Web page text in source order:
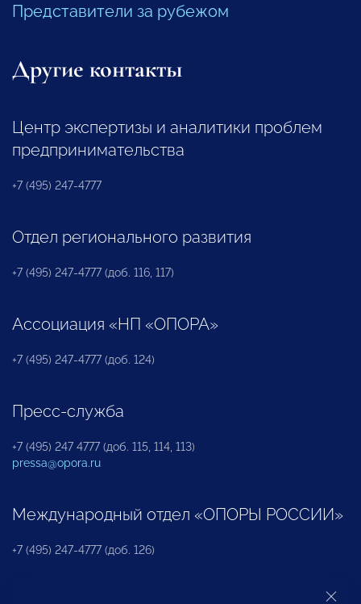
Представители за рубежом
Другие контакты
Центр экспертизы и аналитики проблем
предпринимательства
+7 (495) 247-4777
Отдел регионального развития
+7 (495) 247-4777 (доб. 116, 117)
Ассоциация «НП «ОПОРА»
+7 (495) 247-4777 (доб. 124)
Пресс-служба
+7 (495) 247 4777 (доб. 115, 114, 113)
pressa@opora.ru
Международный отдел «ОПОРЫ РОССИИ»
+7 (495) 247-4777 (доб. 126)